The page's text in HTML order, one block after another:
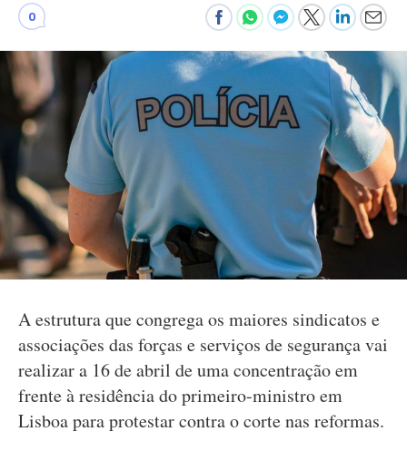
0
A estrutura que congrega os maiores sindicatos e
associações das forças e serviços de segurança vai
realizar a 16 de abril de uma concentração em
frente à residência do primeiro-ministro em
Lisboa para protestar contra o corte nas reformas.